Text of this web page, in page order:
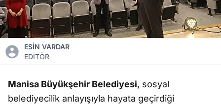
ESİN VARDAR
EDİTÖR
Manisa Büyükşehir Belediyesi, sosyal
belediyecilik anlayışıyla hayata geçirdiği